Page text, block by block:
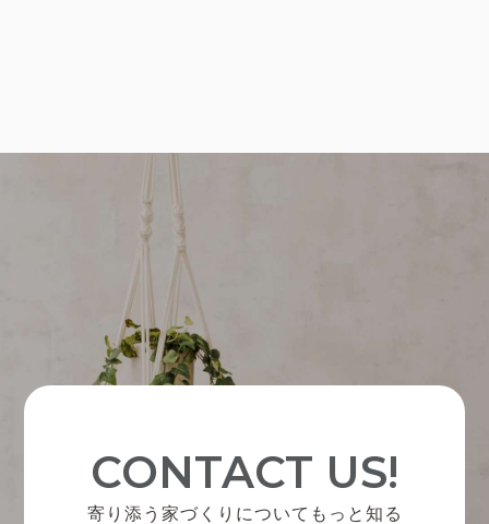
CONTACT US!
寄り添う家づくりについてもっと知る